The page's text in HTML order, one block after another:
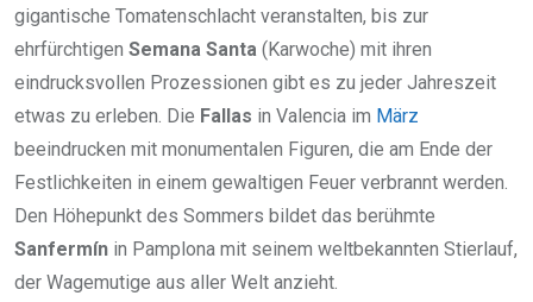
gigantische Tomatenschlacht veranstalten, bis zur
ehrfürchtigen Semana Santa (Karwoche) mit ihren
eindrucksvollen Prozessionen gibt es zu jeder Jahreszeit
etwas zu erleben. Die Fallas in Valencia im März
beeindrucken mit monumentalen Figuren, die am Ende der
Festlichkeiten in einem gewaltigen Feuer verbrannt werden.
Den Höhepunkt des Sommers bildet das berühmte
Sanfermín in Pamplona mit seinem weltbekannten Stierlauf,
der Wagemutige aus aller Welt anzieht.